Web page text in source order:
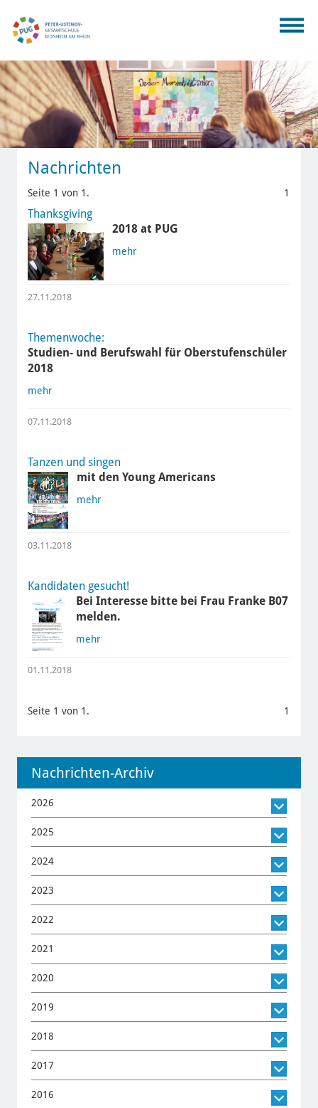
Nachrichten
Seite 1 von 1. 1
Thanksgiving
2018 at PUG
mehr
27.11.2018
Themenwoche:
Studien- und Berufswahl für Oberstufenschüler
2018
mehr
07.11.2018
Tanzen und singen
mit den Young Americans
mehr
03.11.2018
Kandidaten gesucht!
Bei Interesse bitte bei Frau Franke B07
melden.
mehr
01.11.2018
Seite 1 von 1. 1
Nachrichten-Archiv
2026
2025
2024
2023
2022
2021
2020
2019
2018
2017
2016